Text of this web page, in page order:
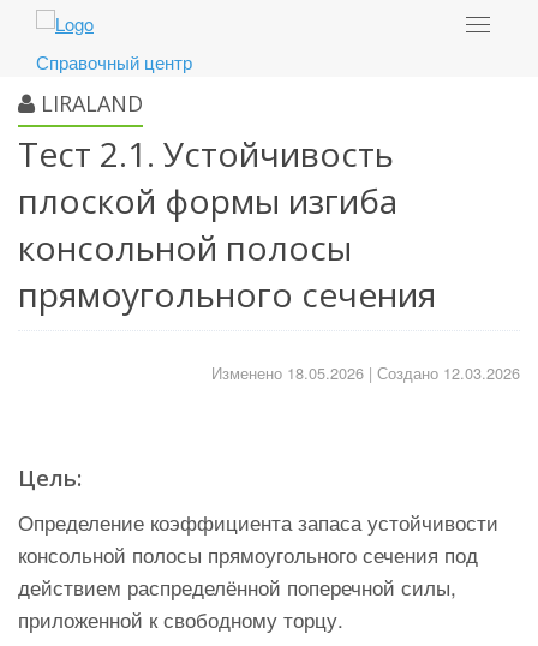
Toggle
Справочный центр
LIRALAND
Тест 2.1. Устойчивость
плоской формы изгиба
консольной полосы
прямоугольного сечения
Изменено 18.05.2026 | Создано 12.03.2026
Цель:
Определение коэффициента запаса устойчивости
консольной полосы прямоугольного сечения под
действием распределённой поперечной силы,
приложенной к свободному торцу.